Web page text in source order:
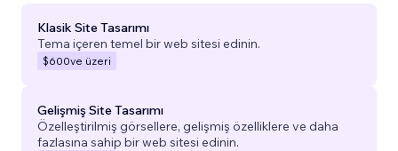
Klasik Site Tasarımı
Tema içeren temel bir web sitesi edinin.
$600ve üzeri
Gelişmiş Site Tasarımı
Özelleştirilmiş görsellere, gelişmiş özelliklere ve daha
fazlasına sahip bir web sitesi edinin.